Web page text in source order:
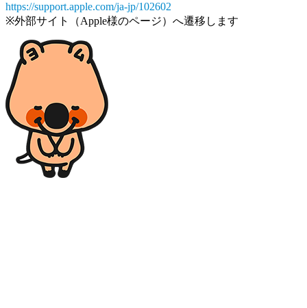
https://support.apple.com/ja-jp/102602
※外部サイト（Apple様のページ）へ遷移します